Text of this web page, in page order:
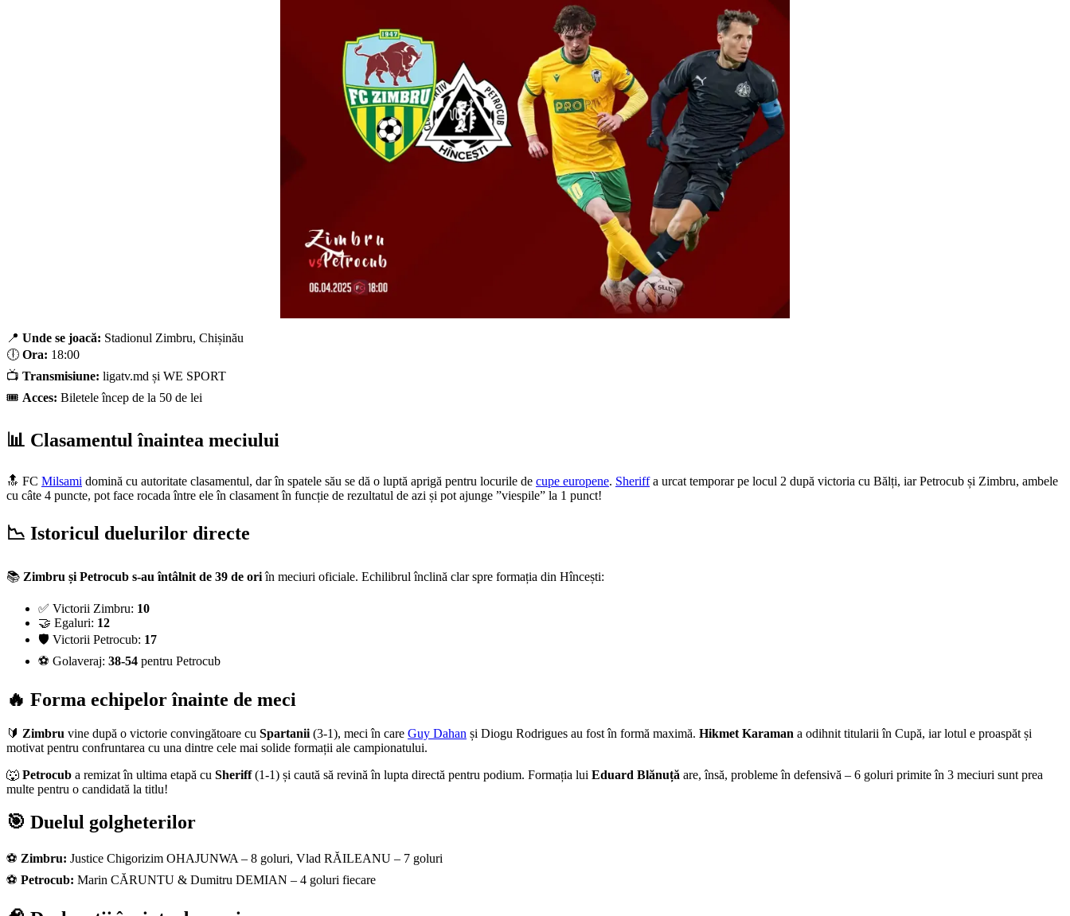
📍 Unde se joacă: Stadionul Zimbru, Chișinău
🕕 Ora: 18:00
📺 Transmisiune: ligatv.md și WE SPORT
🎟️ Acces: Biletele încep de la 50 de lei
📊 Clasamentul înaintea meciului
🔝 FC Milsami domină cu autoritate clasamentul, dar în spatele său se dă o luptă aprigă pentru locurile de cupe europene. Sheriffa urcat temporar pe locul 2 după victoria cu Bălți, iar Petrocub și Zimbru, ambele
cu câte 4 puncte, pot face rocada între ele în clasament în funcție de rezultatul de azi și pot ajunge ”viespile” la 1 punct!
📉 Istoricul duelurilor directe
📚 Zimbru și Petrocub s-au întâlnit de 39 de oriîn meciuri oficiale. Echilibrul înclină clar spre formația din Hîncești:
✅ Victorii Zimbru: 10
🤝 Egaluri: 12
🛡️ Victorii Petrocub: 17
⚽ Golaveraj: 38-54 pentru Petrocub
🔥 Forma echipelor înainte de meci
🔰 Zimbru vine după o victorie convingătoare cu Spartanii (3-1), meci în care Guy Dahan și Diogu Rodrigues au fost în formă maximă. Hikmet Karaman a odihnit titularii în Cupă, iar lotul e proaspăt și
motivat pentru confruntarea cu una dintre cele mai solide formații ale campionatului.
🐺 Petrocub a remizat în ultima etapă cu Sheriff(1-1) și caută să revină în lupta directă pentru podium. Formația lui Eduard Blănuță are, însă, probleme în defensivă – 6 goluri primite în 3 meciuri sunt prea
multe pentru o candidată la titlu!
🎯 Duelul golgheterilor
⚽ Zimbru: Justice Chigorizim OHAJUNWA – 8 goluri, Vlad RĂILEANU – 7 goluri
⚽ Petrocub: Marin CĂRUNTU & Dumitru DEMIAN – 4 goluri fiecare